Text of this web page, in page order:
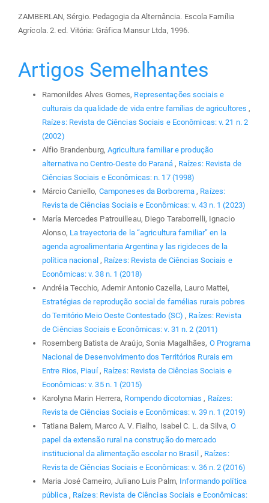
ZAMBERLAN, Sérgio. Pedagogia da Alternância. Escola Família
Agrícola. 2. ed. Vitória: Gráfica Mansur Ltda, 1996.
Artigos Semelhantes
Ramonildes Alves Gomes, Representações sociais e
culturais da qualidade de vida entre famílias de agricultores,
Raízes: Revista de Ciências Sociais e Econômicas: v. 21 n. 2
(2002)
Alfio Brandenburg, Agricultura familiar e produção
alternativa no Centro-Oeste do Paraná , Raízes: Revista de
Ciências Sociais e Econômicas: n. 17 (1998)
Márcio Caniello, Camponeses da Borborema, Raízes:
Revista de Ciências Sociais e Econômicas: v. 43 n. 1 (2023)
María Mercedes Patrouilleau, Diego Taraborrelli, Ignacio
Alonso, La trayectoria de la “agricultura familiar” en la
agenda agroalimentaria Argentina y las rigideces de la
política nacional , Raízes: Revista de Ciências Sociais e
Econômicas: v. 38 n. 1 (2018)
Andréia Tecchio, Ademir Antonio Cazella, Lauro Mattei,
Estratégias de reprodução social de famélias rurais pobres
do Território Meio Oeste Contestado (SC), Raízes: Revista
de Ciências Sociais e Econômicas: v. 31 n. 2 (2011)
Rosemberg Batista de Araújo, Sonia Magalhães, O Programa
Nacional de Desenvolvimento dos Territórios Rurais em
Entre Rios, Piauí, Raízes: Revista de Ciências Sociais e
Econômicas: v. 35 n. 1 (2015)
Karolyna Marin Herrera, Rompendo dicotomias, Raízes:
Revista de Ciências Sociais e Econômicas: v. 39 n. 1 (2019)
Tatiana Balem, Marco A. V. Fialho, Isabel C. L. da Silva, O
papel da extensão rural na construção do mercado
institucional da alimentação escolar no Brasil , Raízes:
Revista de Ciências Sociais e Econômicas: v. 36 n. 2 (2016)
Maria José Carneiro, Juliano Luis Palm, Informando política
pública , Raízes: Revista de Ciências Sociais e Econômicas: